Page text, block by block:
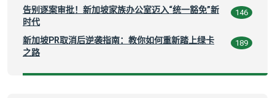
告别逐案审批！新加坡家族办公室迈入“统一豁免”新
时代
146
新加坡PR取消后逆袭指南：教你如何重新踏上绿卡
之路
189